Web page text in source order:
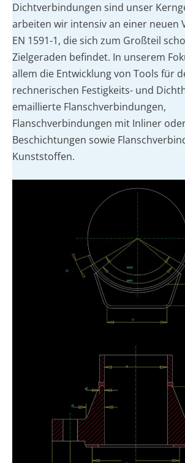
Dichtverbindungen sind unser
arbeiten wir intensiv an einer neuen
EN 1591-1, die sich zum Großteil
Zielgeraden befindet. In unserem
allem die Entwicklung von Tools für
rechnerischen Festigkeits- und
emaillierte Flanschverbindungen,
Flanschverbindungen mit Inliner
Beschichtungen sowie
Kunststoffen.